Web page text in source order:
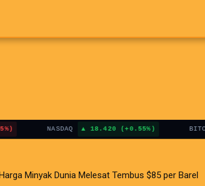
NASDAQ 18.420 (+0.55%) BITCOIN
Teknologi Asia dan Guncangan Selat Hormuz
Minyak Dunia Melesat Tembus $85 per Barel